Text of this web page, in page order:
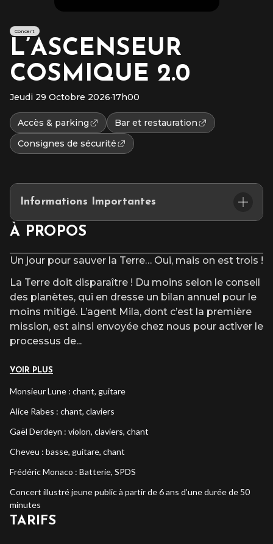
Concert
L’ASCENSEUR
COSMIQUE 2.0
Jeudi 29 Octobre 2026·17h00
Accès & parking
Bar et restauration
Consignes de sécurité
Informations Importantes
Placement assis numéroté
après l’heure du début du spectacle.
À PROPOS
Un jour pour sauver la Terre… Oui, mais on est trois !
La Terre doit disparaître ! Du moins selon le conseil
des planètes, qui en dresse un bilan annuel pour le
moins mitigé. L’agent Mila, dont c’est la première
mission, est ainsi envoyée chez nous pour activer le
processus de...
VOIR PLUS
Monsieur Lune : chant, guitare
Alice Rabes : chant, claviers
Gaël Derdeyn : violon, claviers, chant
Cheveu : basse, guitare, chant
Frédéric Monaco : Batterie, SPDS
Concert illustré jeune public à partir de 6 ans d’une durée de 50
minutes
TARIFS